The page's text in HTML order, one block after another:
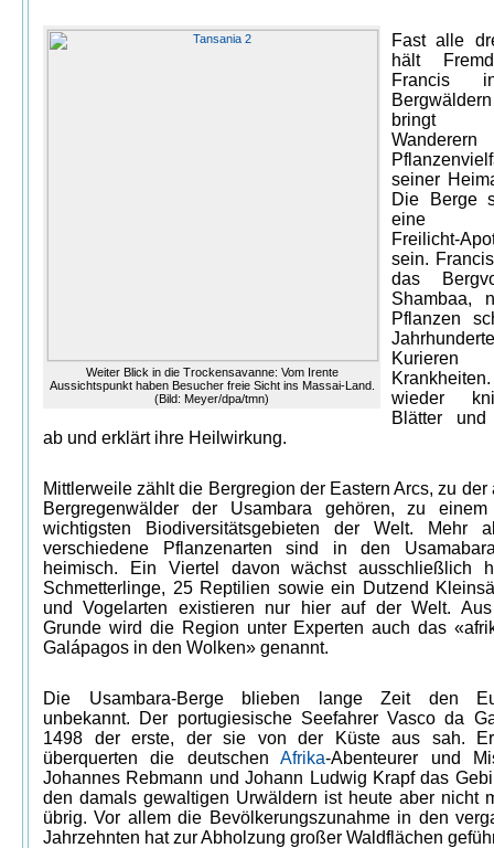
Weiter Blick in die Trockensavanne: Vom Irente
Aussichtspunkt haben Besucher freie Sicht ins Massai-Land.
(Bild: Meyer/dpa/tmn)
Fast alle
hält
Francis
bringt
seiner
Die Berge
eine
Freilicht-
sein.
das
Shambaa,
Pflanzen
wieder
Blätter und
ab und erklärt ihre Heilwirkung.
Mittlerweile zählt die Bergregion der Eastern Arcs, zu der
Bergregenwälder der Usambara gehören, zu
wichtigsten Biodiversitätsgebieten der Welt. Mehr
verschiedene Pflanzenarten sind in den
heimisch. Ein Viertel davon wächst ausschließlich
Schmetterlinge, 25 Reptilien sowie ein Dutzend
und Vogelarten existieren nur hier auf der Welt.
Grunde wird die Region unter Experten auch das
Galápagos in den Wolken» genannt.
Die Usambara-Berge blieben lange Zeit den
unbekannt. Der portugiesische Seefahrer Vasco da
1498 der erste, der sie von der Küste aus sah.
überquerten die deutschenAfrika-Abenteurer und
Johannes Rebmann und Johann Ludwig Krapf das
den damals gewaltigen Urwäldern ist heute aber nicht
übrig. Vor allem die Bevölkerungszunahme in den
Jahrzehnten hat zur Abholzung großer Waldflächen